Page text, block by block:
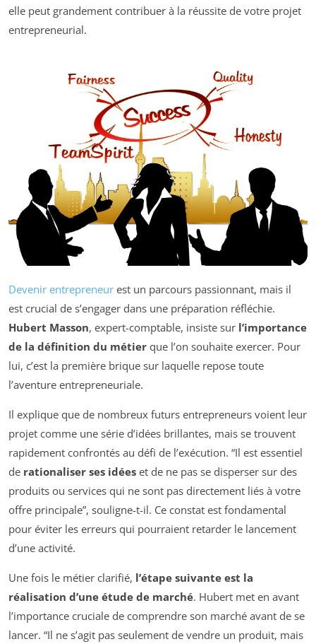
elle peut grandement contribuer à la réussite de votre projet
entrepreneurial.
Devenir entrepreneur est un parcours passionnant, mais il
est crucial de s’engager dans une préparation réfléchie.
Hubert Masson, expert-comptable, insiste sur l’importance
de la définition du métier que l’on souhaite exercer. Pour
lui, c’est la première brique sur laquelle repose toute
l’aventure entrepreneuriale.
Il explique que de nombreux futurs entrepreneurs voient leur
projet comme une série d’idées brillantes, mais se trouvent
rapidement confrontés au défi de l’exécution. “Il est essentiel
de rationaliser ses idées et de ne pas se disperser sur des
produits ou services qui ne sont pas directement liés à votre
offre principale”, souligne-t-il. Ce constat est fondamental
pour éviter les erreurs qui pourraient retarder le lancement
d’une activité.
Une fois le métier clarifié, l’étape suivante est la
réalisation d’une étude de marché. Hubert met en avant
l’importance cruciale de comprendre son marché avant de se
lancer. “Il ne s’agit pas seulement de vendre un produit, mais